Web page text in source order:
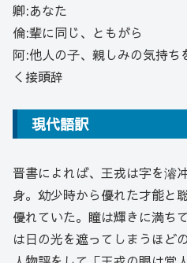
卿:あなた
倫:輩に同じ、ともがら
阿:他人の子、親しみの気持ち
く接頭辞
現代語訳
晋書によれば、王戎は字を濬
身。幼少時から優れた才能と
優れていた。瞳は輝きに満ち
は日の光を遮ってしまうほど